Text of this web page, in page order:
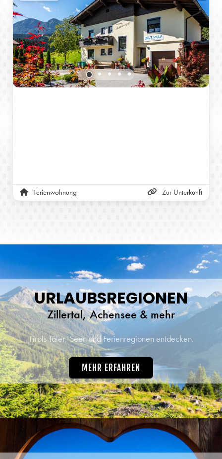
Ferienwohnung Zur Unterkunft
URLAUBSREGIONEN
Zillertal, Achensee & mehr
Tirols Täler, Seen und Ferienregionen entdecken.
MEHR ERFAHREN